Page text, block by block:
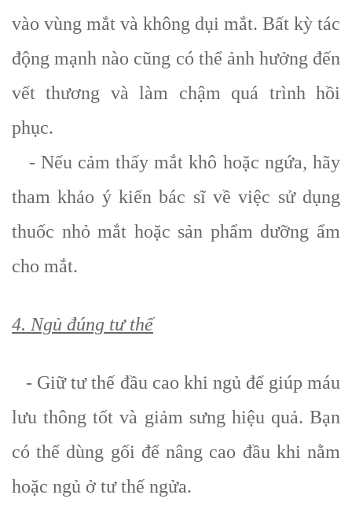
vào vùng mắt và không dụi mắt. Bất kỳ tác
động mạnh nào cũng có thể ảnh hưởng đến
vết thương và làm chậm quá trình hồi
phục.
- Nếu cảm thấy mắt khô hoặc ngứa, hãy
tham khảo ý kiến bác sĩ về việc sử dụng
thuốc nhỏ mắt hoặc sản phẩm dưỡng ẩm
cho mắt.
4. Ngủ đúng tư thế
- Giữ tư thế đầu cao khi ngủ để giúp máu
lưu thông tốt và giảm sưng hiệu quả. Bạn
có thể dùng gối để nâng cao đầu khi nằm
hoặc ngủ ở tư thế ngửa.